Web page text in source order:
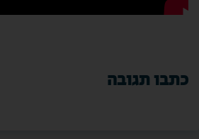
כתבו תגובה